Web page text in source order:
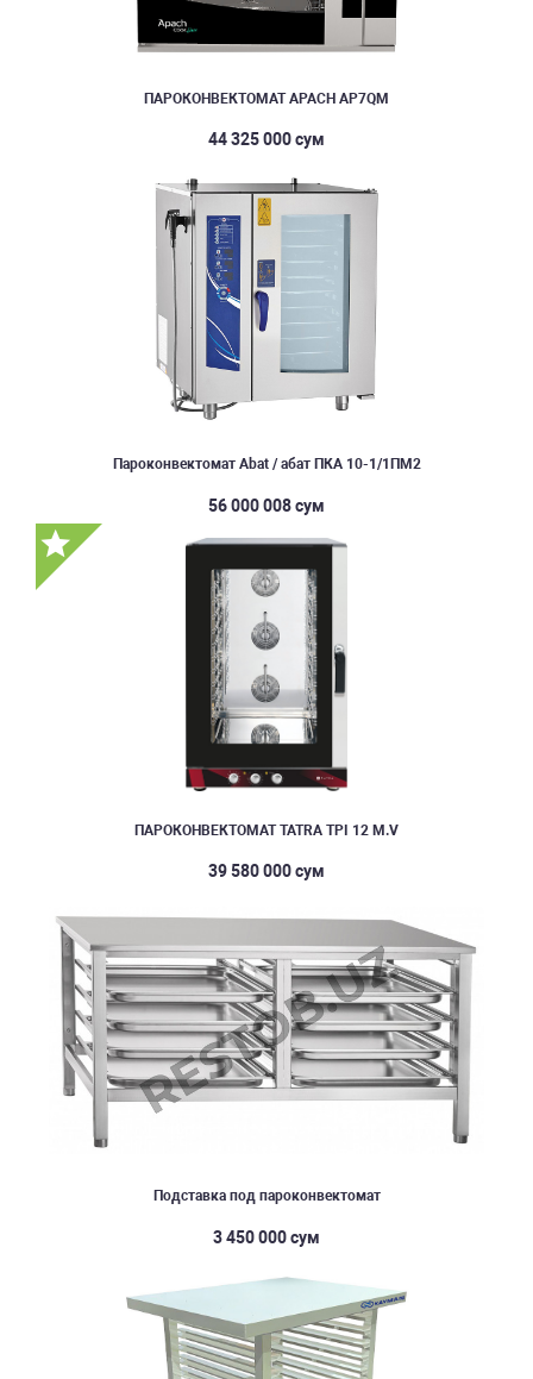
ПАРОКОНВЕКТОМАТ APACH AP7QM
44 325 000 сум
Пароконвектомат Abat / абат ПКА 10-1/1ПМ2
56 000 008 сум
ПАРОКОНВЕКТОМАТ TATRA TPI 12 M.V
39 580 000 сум
Подставка под пароконвектомат
3 450 000 сум